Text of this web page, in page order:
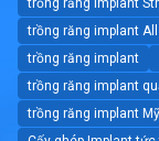
trồng răng implant
trồng răng implant
trồng răng implant
trồng răng implant
trồng răng implant Mỹ